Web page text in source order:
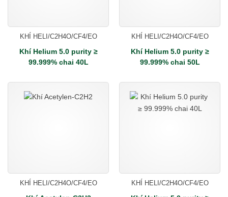
KHÍ HELI/C2H4O/CF4/EO
Khí Helium 5.0 purity ≥
99.999% chai 40L
KHÍ HELI/C2H4O/CF4/EO
Khí Helium 5.0 purity ≥
99.999% chai 50L
KHÍ HELI/C2H4O/CF4/EO KHÍ HELI/C2H4O/CF4/EO